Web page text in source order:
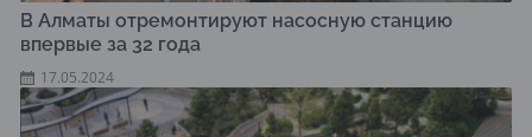
В Алматы отремонтируют насосную станцию
впервые за 32 года
17.05.2024